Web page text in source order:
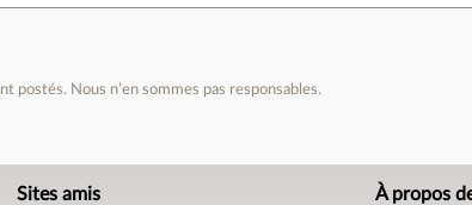
postés. Nous n’en sommes pas responsables.
Sites amis À propos